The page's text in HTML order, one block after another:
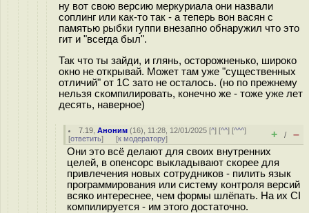
ну вот свою версию меркуриала они назвали
соплинг или как-то так - а теперь вон васян с
памятью рыбки гуппи внезапно обнаружил что это
гит и "всегда был".
Так что ты зайди, и глянь, осторожненько, широко
окно не открывай. Может там уже "существенных
отличий" от 1C зато не осталось. (но по прежнему
нельзя скомпилировать, конечно же - тоже уже лет
десять, наверное)
7.19 ,Аноним (16), 11:28, 12/01/2025 [^] [^^] [^^^]
[ответить] [к модератору] + / –
Они это всё делают для своих внутренних
целей, в опенсорс выкладывают скорее для
привлечения новых сотрудников - пилить язык
программирования или систему контроля версий
всяко интереснее, чем формы шлёпать. На их CI
компилируется - им этого достаточно.